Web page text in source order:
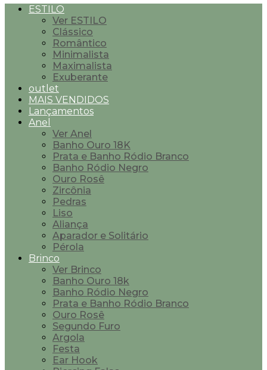
ESTILO
Ver ESTILO
Clássico
Romântico
Minimalista
Maximalista
Exuberante
outlet
MAIS VENDIDOS
Lançamentos
Anel
Ver Anel
Banho Ouro 18K
Prata e Banho Ródio Branco
Banho Ródio Negro
Ouro Rosê
Zircônia
Pedras
Liso
Aliança
Aparador e Solitário
Pérola
Brinco
Ver Brinco
Banho Ouro 18k
Banho Ródio Negro
Prata e Banho Ródio Branco
Ouro Rosê
Segundo Furo
Argola
Festa
Ear Hook